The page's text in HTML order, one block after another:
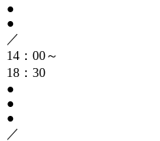
●
●
／
14：00～
18：30
●
●
●
／